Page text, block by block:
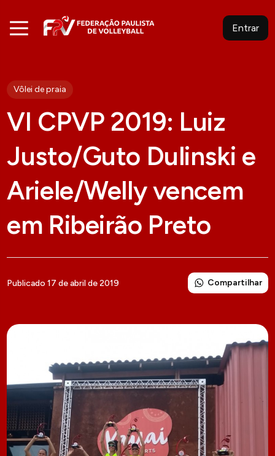
Entrar
Vôlei de praia
VI CPVP 2019: Luiz
Justo/Guto Dulinski e
Ariele/Welly vencem
em Ribeirão Preto
Publicado 17 de abril de 2019 Compartilhar